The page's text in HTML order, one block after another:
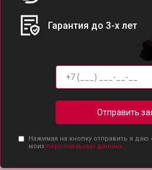
Гарантия до 3-х лет
Отправить
Нажимая на кнопку отправить я даю
моих персональных данных.